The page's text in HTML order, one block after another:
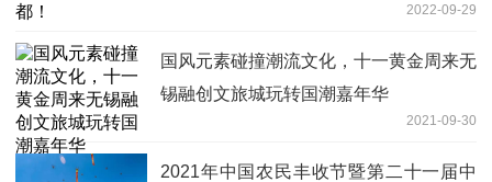
2022-09-29
国风元素碰撞潮流文化，十一黄金周来无
锡融创文旅城玩转国潮嘉年华
2021-09-30
2021年中国农民丰收节暨第二十一届中